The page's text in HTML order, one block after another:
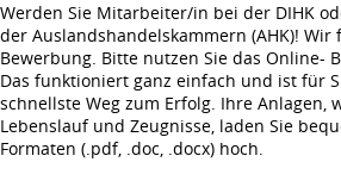
Werden Sie Mitarbeiter/in bei der DIHK
der Auslandshandelskammern (AHK)!
Bewerbung. Bitte nutzen Sie das Online-
Das funktioniert ganz einfach und ist für
schnellste Weg zum Erfolg. Ihre Anlagen,
Lebenslauf und Zeugnisse, laden Sie
Formaten (.pdf, .doc, .docx) hoch.